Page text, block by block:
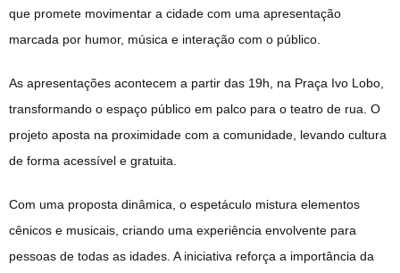
que promete movimentar a cidade com uma apresentação
marcada por humor, música e interação com o público.
As apresentações acontecem a partir das 19h, na Praça Ivo Lobo,
transformando o espaço público em palco para o teatro de rua. O
projeto aposta na proximidade com a comunidade, levando cultura
de forma acessível e gratuita.
Com uma proposta dinâmica, o espetáculo mistura elementos
cênicos e musicais, criando uma experiência envolvente para
pessoas de todas as idades. A iniciativa reforça a importância da